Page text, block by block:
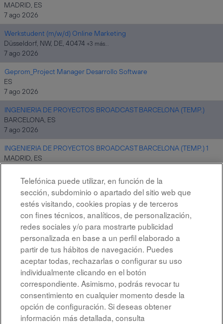
MADRID, ES
7 ago 2026
Werkstudent (m/w/d) Online Marketing
Düsseldorf, NW, DE, 40474 +3 más…
7 ago 2026
Geprom_Project Manager Desarrollo Software
ES
7 ago 2026
INGENIERIA DE PROYECTOS BROADCAST BARCELONA (TEMP.)
BARCELONA, ES
7 ago 2026
INGENIERIA DE PROYECTOS BROADCAST BARCELONA (TEMP.) 1
MADRID, ES
Resultados
Aviso legal
Accesibilidad
Telefónica puede utilizar, en función de la
sección, subdominio o apartado del sitio web que
estés visitando, cookies propias y de terceros
con fines técnicos, analíticos, de personalización,
redes sociales y/o para mostrarte publicidad
personalizada en base a un perfil elaborado a
partir de tus hábitos de navegación. Puedes
aceptar todas, rechazarlas o configurar su uso
individualmente clicando en el botón
correspondiente. Asimismo, podrás revocar tu
consentimiento en cualquier momento desde la
opción de configuración. Si deseas obtener
información más detallada, consulta